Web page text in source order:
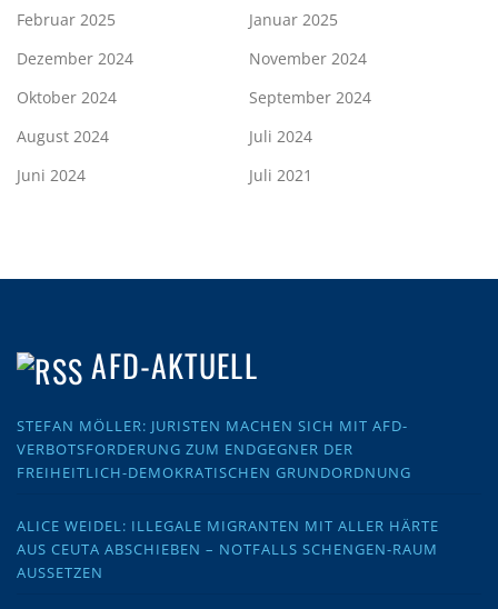
Februar 2025
Januar 2025
Dezember 2024
November 2024
Oktober 2024
September 2024
August 2024
Juli 2024
Juni 2024
Juli 2021
AFD-AKTUELL
STEFAN MÖLLER: JURISTEN MACHEN SICH MIT AFD-
VERBOTSFORDERUNG ZUM ENDGEGNER DER
FREIHEITLICH-DEMOKRATISCHEN GRUNDORDNUNG
ALICE WEIDEL: ILLEGALE MIGRANTEN MIT ALLER HÄRTE
AUS CEUTA ABSCHIEBEN – NOTFALLS SCHENGEN-RAUM
AUSSETZEN